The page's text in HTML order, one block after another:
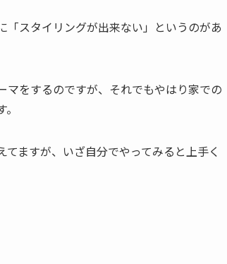
スタイリングが出来ない」というのがあ
をするのですが、それでもやはり家での
ますが、いざ自分でやってみると上手く